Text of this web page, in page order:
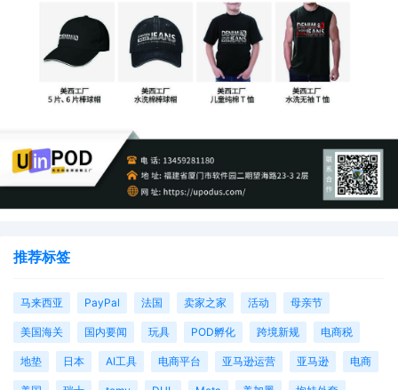
推荐标签
马来西亚 PayPal 法国 卖家之家 活动 母亲节
美国海关 国内要闻 玩具 POD孵化 跨境新规 电商税
地垫 日本 AI工具 电商平台 亚马逊运营 亚马逊 电商